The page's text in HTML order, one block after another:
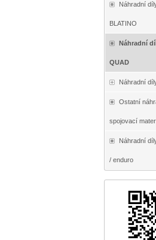
Náhradní
BLATINO
Náhradní
QUAD
Náhradní
Ostatní
spojovací
Náhradní
/ enduro